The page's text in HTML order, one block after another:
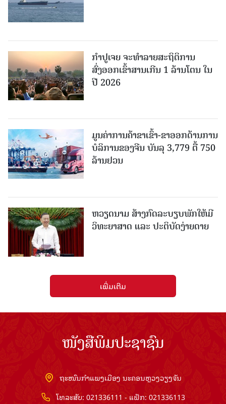
ກຳປູເຈຍ ຈະທຳລາຍສະຖິຕິການ
ສົ່ງອອກເຂົ້າສານເກີນ 1 ລ້ານໂຕນ ໃນ
ປີ 2026
ມູນຄ່າການຄ້າຂາເຂົ້າ-ຂາອອກດ້ານການ
ບໍລິການຂອງຈີນ ບັນລຸ 3,779 ຕື້ 750
ລ້ານຢວນ
ຫວຽດນາມ ສ້າງກົດລະບຽບພັກໃຫ້ມີ
ວິທະຍາສາດ ແລະ ປະຕິບັດງ່າຍດາຍ
ເພີ່ມເຕີມ
ໜັງສືພິມປະຊາຊົນ
ຖະໜົນກຳແພງເມືອງ ນະຄອນຫຼວງວຽງຈັນ
ໂທລະສັບ: 021336111 - ແຟັກ: 021336113